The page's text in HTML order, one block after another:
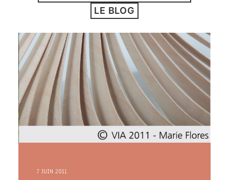
podcast kinoa
YOGA
faire le quiz
Recherche
Panier
LE BLOG
7 JUIN 2011